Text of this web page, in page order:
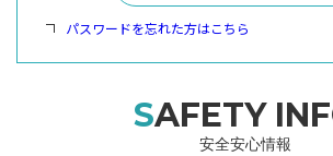
パスワードを忘れた方はこちら
SAFETY
安全安心情報